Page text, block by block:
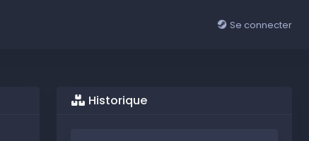
Se connecter
Historique